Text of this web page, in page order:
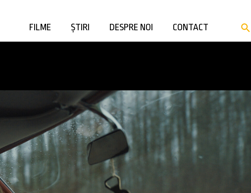
FILME ȘTIRI DESPRE NOI CONTACT